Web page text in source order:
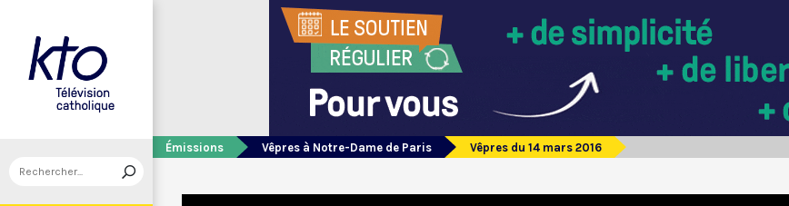
Émissions Vêpres à Notre-Dame de Paris Vêpres du 14 mars 2016